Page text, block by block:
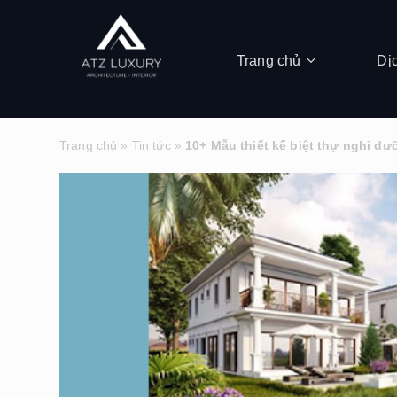
Trang chủ
Trang chủ » Tin tức» 10+ Mẫu thiết kế biệt thự nghỉ